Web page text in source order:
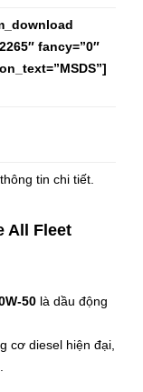
fancy=”0″
tin chi tiết.
All Fleet
50 là dầu động
cơ diesel hiện đại,